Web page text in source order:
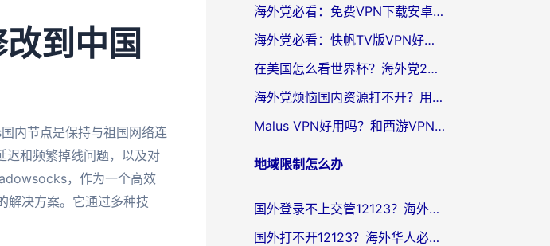
到中国
内节点是保持与祖国网络连
迟和频繁掉线问题，以及对
，作为一个高效
解决方案。它通过多种技
海外党必看：免费VPN下载安卓+3步选对国外到国内加速器，无缝刷国内资源
海外党必看：快帆TV版VPN好用吗？和斧牛手游VPN对比哪个回国效果更好？附电脑翻墙回国实用技巧
在美国怎么看世界杯？海外党2026最新回国加速器指南：从影音到游戏全搞定
海外党烦恼国内资源打不开？用VPN上海节点+这几点，轻松搞定回国加速！
Malus VPN好用吗？和西游VPN对比哪个回国效果更好？海外党亲测后的真实选择
地域限制怎么办
国外登录不上交管12123？海外党选对回国加速器，无缝访问国内资源不发愁
国外打不开12123？海外华人必看：选对回国加速器，无缝访问国内资源